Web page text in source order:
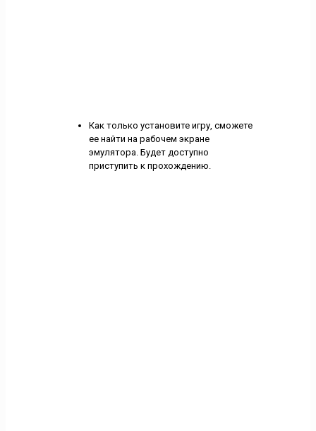
Как только установите игру, сможете
ее найти на рабочем экране
эмулятора. Будет доступно
приступить к прохождению.